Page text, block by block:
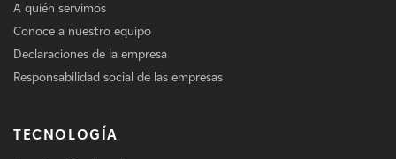
A quién servimos
Conoce a nuestro equipo
Declaraciones de la empresa
Responsabilidad social de las empresas
TECNOLOGÍA